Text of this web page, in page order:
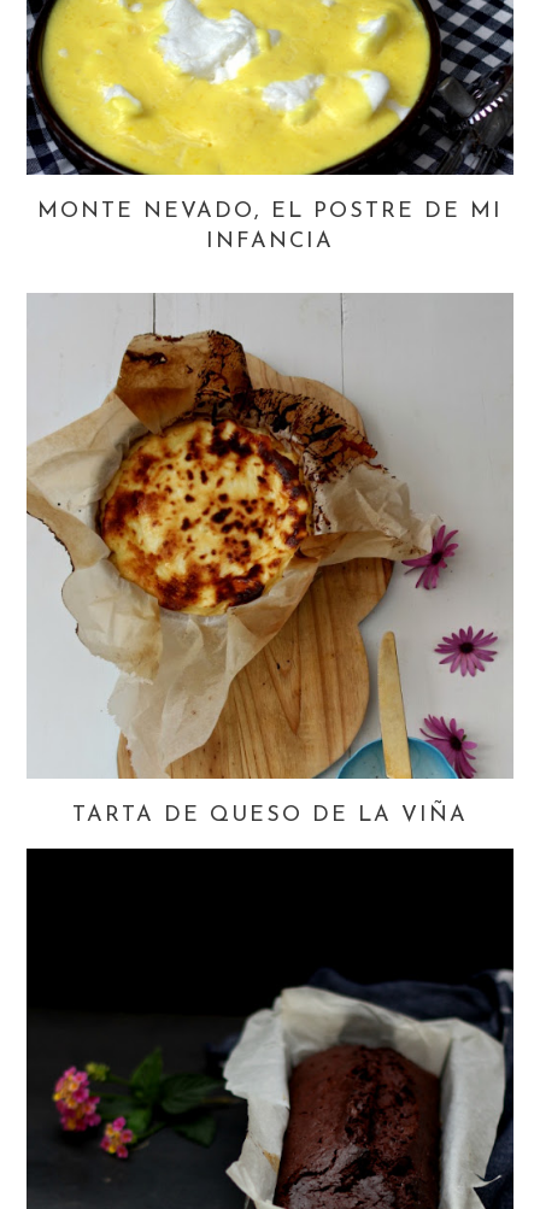
MONTE NEVADO, EL POSTRE DE MI
INFANCIA
TARTA DE QUESO DE LA VIÑA